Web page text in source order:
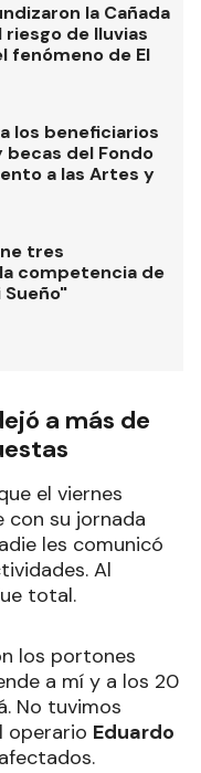
la Cañada
de lluvias
fenómeno de El
los beneficiarios
becas del Fondo
a las Artes y
tres
competencia de
a más de
el viernes
con su jornada
les comunicó
Al
total.
los portones
a mí y a los 20
No tuvimos
operario Eduardo